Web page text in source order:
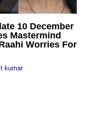
10 December
Mastermind
Worries For
kumar